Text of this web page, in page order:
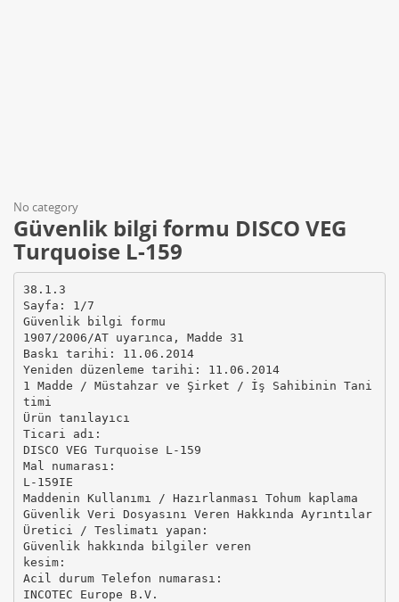
No category
Güvenlik bilgi formu DISCO VEG
Turquoise L-159
38.1.3
Sayfa: 1/7
Güvenlik bilgi formu
1907/2006/AT uyarınca, Madde 31
Baskı tarihi: 11.06.2014
Yeniden düzenleme tarihi: 11.06.2014
1 Madde / Müstahzar ve Şirket / İş Sahibinin Tani
timi
Ürün tanılayıcı
Ticari adı:
DISCO VEG Turquoise L-159
Mal numarası:
L-159IE
Maddenin Kullanımı / Hazırlanması Tohum kaplama
Güvenlik Veri Dosyasını Veren Hakkında Ayrıntılar
Üretici / Teslimatı yapan:
Güvenlik hakkında bilgiler veren
kesim:
Acil durum Telefon numarası:
INCOTEC Europe B.V.